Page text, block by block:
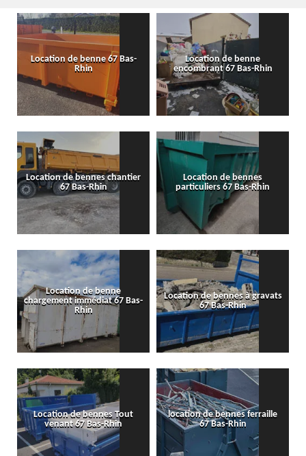
Location de benne 67 Bas-
Rhin
Location de benne
encombrant 67 Bas-Rhin
Location de bennes chantier
67 Bas-Rhin
Location de bennes
particuliers 67 Bas-Rhin
Location de benne
chargement immédiat 67 Bas-
Rhin
Location de bennes à gravats
67 Bas-Rhin
Location de bennes Tout
venant 67 Bas-Rhin
location de bennes ferraille
67 Bas-Rhin